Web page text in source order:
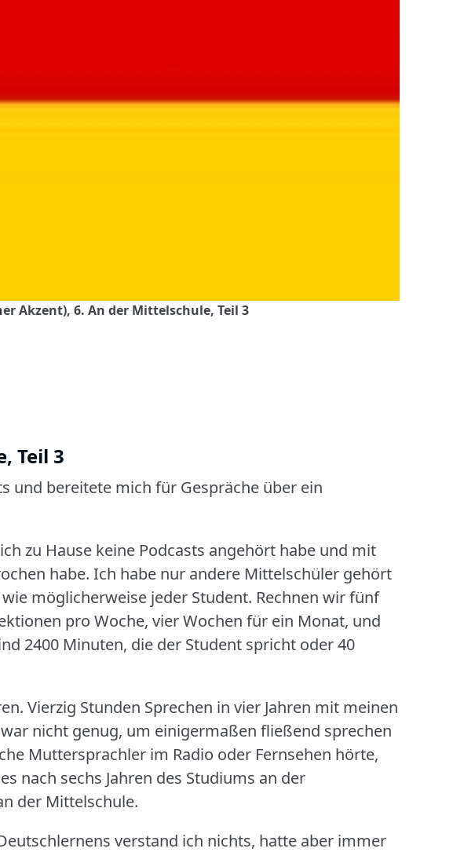
Akzent), 6. An der Mittelschule, Teil 3
Teil 3
und bereitete mich für Gespräche über ein
zu Hause keine Podcasts angehört habe und mit
habe. Ich habe nur andere Mittelschüler gehört
möglicherweise jeder Student. Rechnen wir fünf
pro Woche, vier Wochen für ein Monat, und
2400 Minuten, die der Student spricht oder 40
Vierzig Stunden Sprechen in vier Jahren mit meinen
nicht genug, um einigermaßen fließend sprechen
Muttersprachler im Radio oder Fernsehen hörte,
nach sechs Jahren des Studiums an der
der Mittelschule.
verstand ich nichts, hatte aber immer